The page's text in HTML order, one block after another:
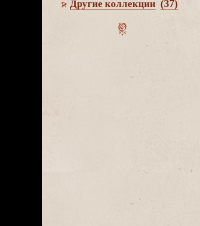
Другие коллекции (37)